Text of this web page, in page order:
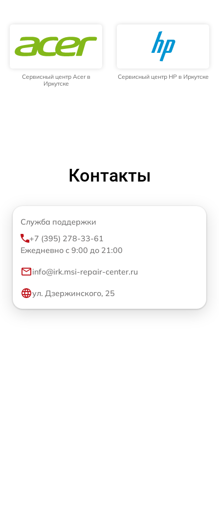
Сервисный центр Acer в
Иркутске
Сервисный центр HP в Иркутске
Контакты
Служба поддержки
+7 (395) 278-33-61
Ежедневно с 9:00 до 21:00
info@irk.msi-repair-center.ru
ул. Дзержинского, 25